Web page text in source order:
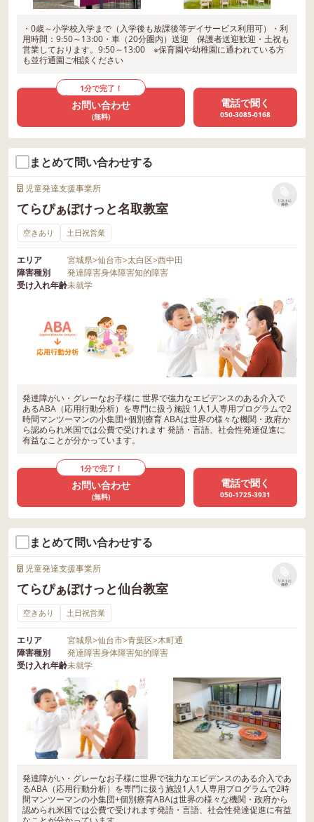
・0歳～小学校入学まで（入学後も放課後等デイサービス利用可）・利
用時間：9:50～13:00・車（20分圏内）送迎 保護者送迎歓迎・土祝も
営業しております。9:50～13:00 ※保育園や幼稚園に通われている方
も並行通園ご相談ください
1分で完了！
お問い合わせ
(無料)
電話で聞く
050-3085-0168
まとめて問い合わせする
児童発達支援事業所
てらぴぁぽけっと名取教室
リストに
保存
空きあり 土日祝営業
エリア 宮城県>仙台市>太白区>西中田
障害種別
発達障害身体障害知的障害
受け入れ年齢未就学
発達障がい・グレーなお子様に 世界で強力なエビデンスのある介入で
あるABA（応用行動分析）を専門に扱う施設 1人1人専用プログラムで2
時間マンツーマンの小集団+個別療育 ABAは世界の様々な機関・政府か
ら認められ米国では公費で受けれます 発語・言語、社会性発達促進に
有益なことが分かっています。
1分で完了！
お問い合わせ
(無料)
電話で聞く
050-1725-3931
まとめて問い合わせする
児童発達支援事業所
てらぴぁぽけっと仙台教室
リストに
保存
空きあり 土日祝営業
エリア 宮城県>仙台市>青葉区>木町通
障害種別
発達障害身体障害知的障害
受け入れ年齢未就学
発達障がい・グレーなお子様に世界で強力なエビデンスのある介入であ
るABA（応用行動分析）を専門に扱う施設1人1人専用プログラムで2時
間マンツーマンの小集団+個別療育ABAは世界の様々な機関・政府から
認められ米国では公費で受けれます発語・言語、社会性発達促進に有益